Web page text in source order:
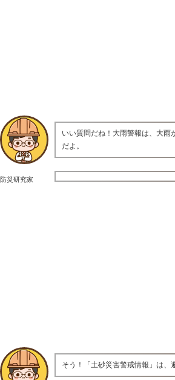
防災研究家
いい質問だね！大雨警報は、大雨
だよ。
そう！「土砂災害警戒情報」は、